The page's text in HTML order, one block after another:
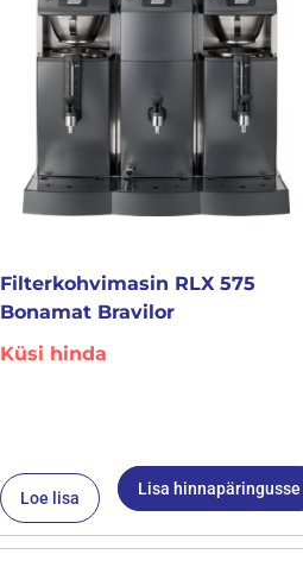
Filterkohvimasin RLX 575
Bonamat Bravilor
Küsi hinda
Loe lisa Lisa hinnapäringusse